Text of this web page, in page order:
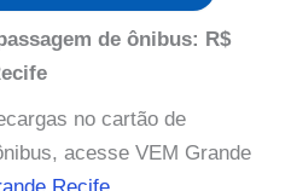
de ônibus: R$
no cartão de
acesse VEM Grande